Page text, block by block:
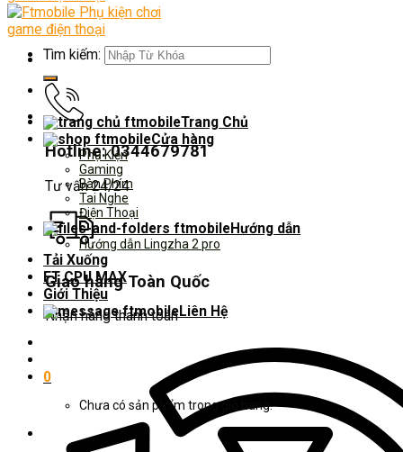
Hotline: 0344679781
Tư vấn 24/24
Giao hàng Toàn Quốc
Nhận hàng thanh toán
Tìm kiếm:
Trang Chủ
Cửa hàng
Phụ Kiện
Gaming
Bàn Phím
Tai Nghe
Điện Thoại
Hướng dẫn
Hướng dẫn Lingzha 2 pro
Tải Xuống
FT CPU MAX
Giới Thiệu
Liên Hệ
0
Chưa có sản phẩm trong giỏ hàng.